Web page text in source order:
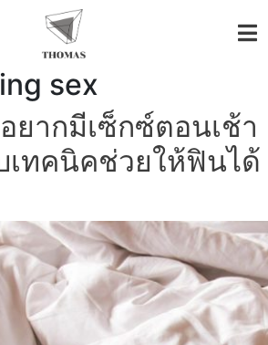
sex
ยากมีเซ็กซ์ตอนเช้า
เทคนิคช่วยให้ฟินได้